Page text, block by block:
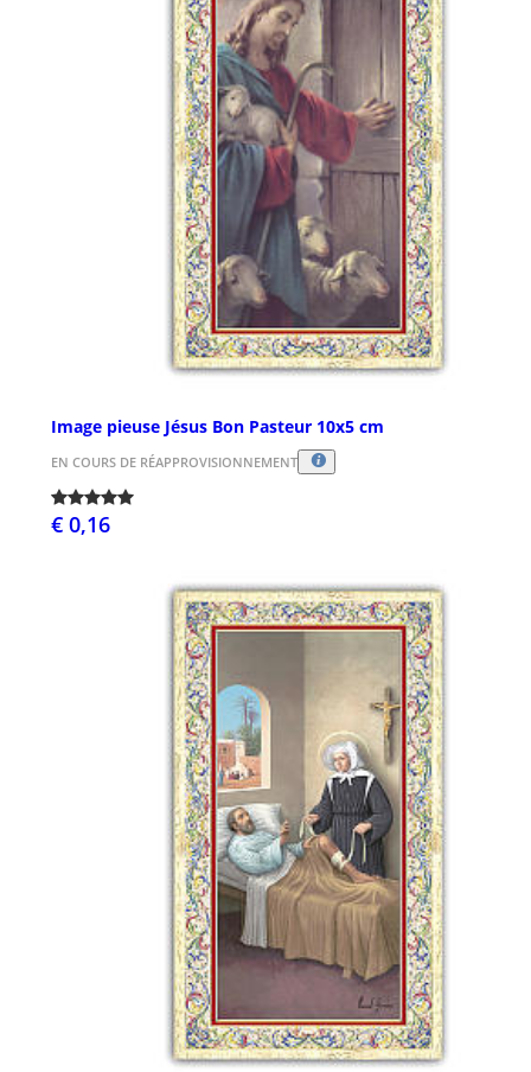
Image pieuse Jésus Bon Pasteur 10x5 cm
EN COURS DE RÉAPPROVISIONNEMENT
€ 0,16